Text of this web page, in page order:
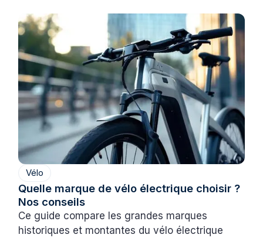
Vélo
Quelle marque de vélo électrique choisir ?
Nos conseils
Ce guide compare les grandes marques
historiques et montantes du vélo électrique